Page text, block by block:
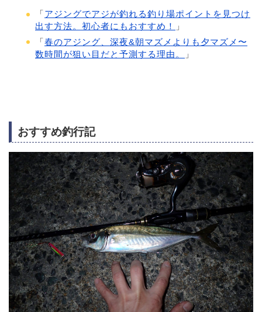
「アジングでアジが釣れる釣り場ポイントを見つけ
出す方法。初心者にもおすすめ！
」
「春のアジング、深夜&朝マズメよりも夕マズメ〜
数時間が狙い目だと予測する理由。
」
おすすめ釣行記